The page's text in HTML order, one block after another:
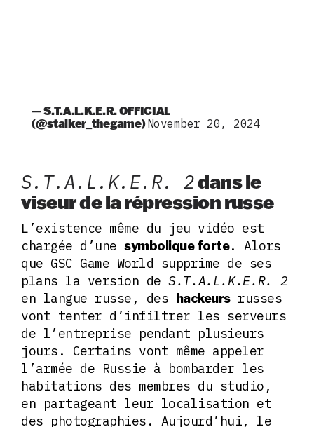
— S.T.A.L.K.E.R. OFFICIAL
(@stalker_thegame)November 20, 2024
S.T.A.L.K.E.R. 2dans le
viseur de la répression russe
L’existence même du jeu vidéo est
chargée d’une symbolique forte. Alors
que GSC Game World supprime de ses
plans la version de S.T.A.L.K.E.R. 2
en langue russe, des hackeursrusses
vont tenter d’infiltrer les serveurs
de l’entreprise pendant plusieurs
jours. Certains vont même appeler
l’armée de Russie à bombarder les
habitations des membres du studio,
en partageant leur localisation et
des photographies. Aujourd’hui, le